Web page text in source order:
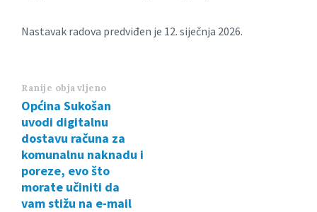
Nastavak radova predviđen je 12. siječnja 2026.
Ranije objavljeno
Općina Sukošan
uvodi digitalnu
dostavu računa za
komunalnu naknadu i
poreze, evo što
morate učiniti da
vam stižu na e-mail